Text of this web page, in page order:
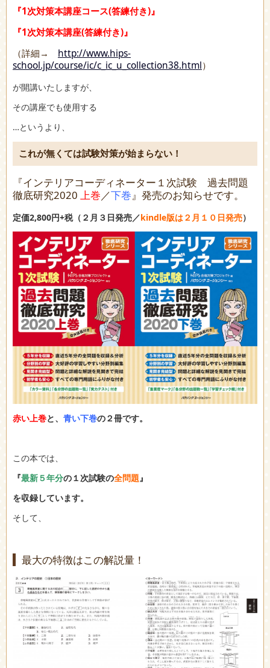
『1次対策本講座コース(答練付き)』
『1次対策本講座(答練付き)』
（詳細→ http://www.hips-
school.jp/course/ic/c_ic_u_collection38.html）
が開講いたしますが、
その講座でも使用する
…というより、
これが無くては試験対策が始まらない！
『インテリアコーディネーター１次試験 過去問題
徹底研究2020 上巻／下巻』発売のお知らせです。
定価2,800円+税（２月３日発売／kindle版は２月１０日発売）
赤い上巻と、 青い下巻の２冊です。
この本では、
『最新５年分の１次試験の全問題 』
を収録しています。
そして、
最大の特徴はこの解説量！